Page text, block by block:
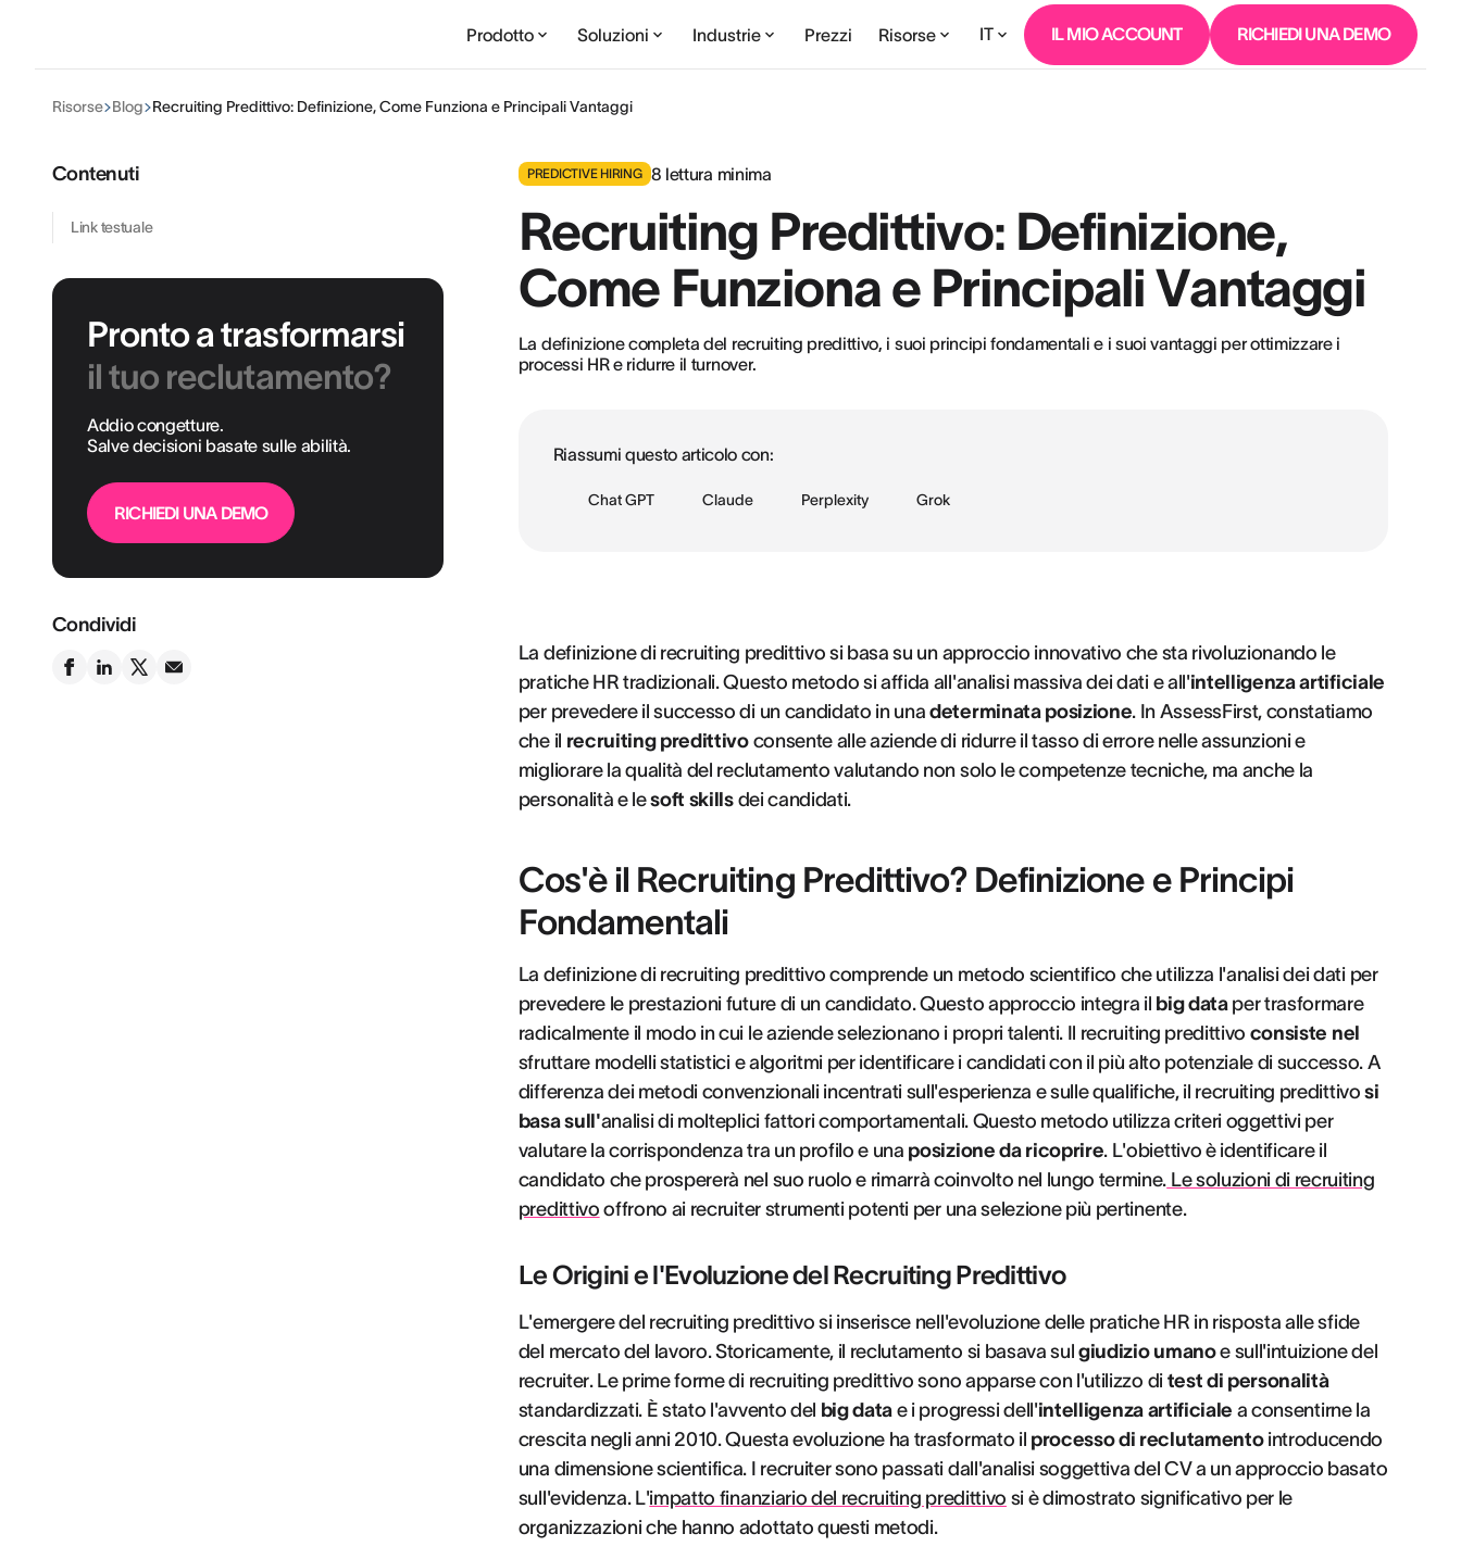
Prodotto Soluzioni Industrie Prezzi Risorse IT IL MIO ACCOUNT RICHIEDI UNA DEMO
Risorse Blog Recruiting Predittivo: Definizione, Come Funziona e Principali Vantaggi
Contenuti
Link testuale
Pronto a trasformarsi
il tuo reclutamento?
Addio congetture.
Salve decisioni basate sulle abilità.
RICHIEDI UNA DEMO
Condividi
PREDICTIVE HIRING 8 lettura minima
Recruiting Predittivo: Definizione,
Come Funziona e Principali Vantaggi
La definizione completa del recruiting predittivo, i suoi principi fondamentali e i suoi vantaggi per ottimizzare i
processi HR e ridurre il turnover.
Riassumi questo articolo con:
Chat GPT Claude Perplexity Grok
La definizione di recruiting predittivo si basa su un approccio innovativo che sta rivoluzionando le
pratiche HR tradizionali. Questo metodo si affida all'analisi massiva dei dati e all'intelligenza artificiale
per prevedere il successo di un candidato in unadeterminata posizione. In AssessFirst, constatiamo
che il recruiting predittivoconsente alle aziende di ridurre il tasso di errore nelle assunzioni e
migliorare la qualità del reclutamento valutando non solo le competenze tecniche, ma anche la
personalità e lesoft skillsdei candidati.
Cos'è il Recruiting Predittivo? Definizione e Principi
Fondamentali
La definizione di recruiting predittivo comprende un metodo scientifico che utilizza l'analisi dei dati per
prevedere le prestazioni future di un candidato. Questo approccio integra il big dataper trasformare
radicalmente il modo in cui le aziende selezionano i propri talenti. Il recruiting predittivo consiste nel
sfruttare modelli statistici e algoritmi per identificare i candidati con il più alto potenziale di successo. A
differenza dei metodi convenzionali incentrati sull'esperienza e sulle qualifiche, il recruiting predittivosi
basa sull'analisi di molteplici fattori comportamentali. Questo metodo utilizza criteri oggettivi per
valutare la corrispondenza tra un profilo e una posizione da ricoprire. L'obiettivo è identificare il
candidato che prospererà nel suo ruolo e rimarrà coinvolto nel lungo termine. Le soluzioni di recruiting
predittivo offrono ai recruiter strumenti potenti per una selezione più pertinente.
Le Origini e l'Evoluzione del Recruiting Predittivo
L'emergere del recruiting predittivo si inserisce nell'evoluzione delle pratiche HR in risposta alle sfide
del mercato del lavoro. Storicamente, il reclutamento si basava sulgiudizio umanoe sull'intuizione del
recruiter. Le prime forme di recruiting predittivo sono apparse con l'utilizzo di test di personalità
standardizzati. È stato l'avvento del big data e i progressi dell'intelligenza artificiale a consentirne la
crescita negli anni 2010. Questa evoluzione ha trasformato il processo di reclutamentointroducendo
una dimensione scientifica. I recruiter sono passati dall'analisi soggettiva del CV a un approccio basato
sull'evidenza. L'impatto finanziario del recruiting predittivo si è dimostrato significativo per le
organizzazioni che hanno adottato questi metodi.